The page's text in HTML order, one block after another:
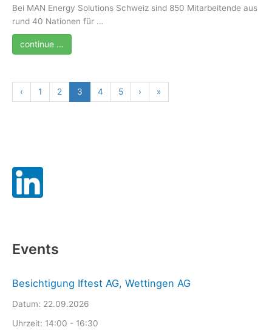
Bei MAN Energy Solutions Schweiz sind 850 Mitarbeitende aus
rund 40 Nationen für …
continue …
‹ 1 2 3 4 5 › »
Events
Besichtigung Iftest AG, Wettingen AG
Datum: 22.09.2026
Uhrzeit: 14:00 - 16:30